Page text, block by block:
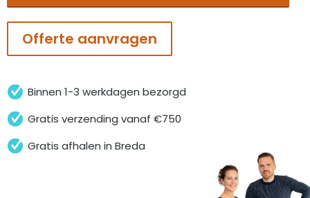
Offerte aanvragen
Binnen 1-3 werkdagen bezorgd
Gratis verzending vanaf €750
Gratis afhalen in Breda